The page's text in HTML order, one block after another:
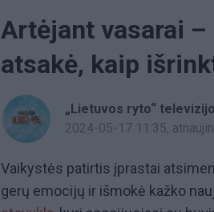
Artėjant vasarai
atsakė, kaip
„Lietuvos ryto“
2024-05-17 11:35,
Vaikystės patirtis įprastai
gerų emocijų ir išmokė kažko